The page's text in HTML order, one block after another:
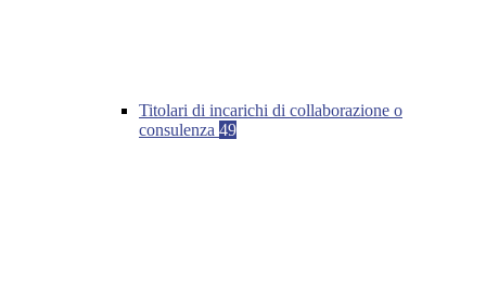
Titolari di incarichi di collaborazione o
consulenza 49